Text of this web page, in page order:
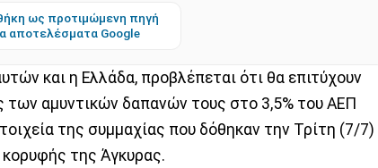
ως προτιμώμενη πηγή
αποτελέσματα Google
και η Ελλάδα, προβλέπεται ότι θα επιτύχουν
αμυντικών δαπανών τους στο 3,5% του ΑΕΠ
της συμμαχίας που δόθηκαν την Τρίτη (7/7)
της Άγκυρας.